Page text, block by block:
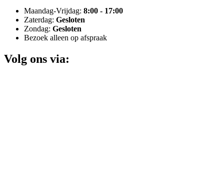
Maandag-Vrijdag: 8:00 - 17:00
Zaterdag: Gesloten
Zondag: Gesloten
Bezoek alleen op afspraak
Volg ons via: